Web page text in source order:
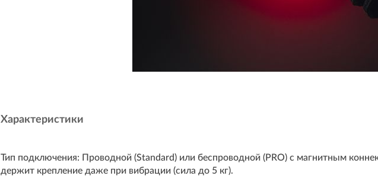
Характеристики
Тип подключения: Проводной (Standard) или беспроводной (PRO) с магнитным
держит крепление даже при вибрации (сила до 5 кг).